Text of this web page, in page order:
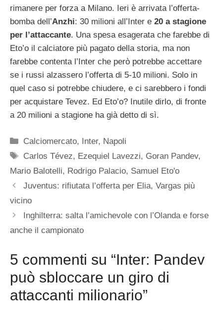
rimanere per forza a Milano. Ieri è arrivata l’offerta-
bomba dell’Anzhi: 30 milioni all’Inter e 20 a stagione
per l’attaccante. Una spesa esagerata che farebbe di
Eto’o il calciatore più pagato della storia, ma non
farebbe contenta l’Inter che però potrebbe accettare
se i russi alzassero l’offerta di 5-10 milioni. Solo in
quel caso si potrebbe chiudere, e ci sarebbero i fondi
per acquistare Tevez. Ed Eto’o? Inutile dirlo, di fronte
a 20 milioni a stagione ha già detto di sì.
Categorie
Calciomercato, Inter, Napoli
Tag
Carlos Tévez, Ezequiel Lavezzi, Goran Pandev,
Mario Balotelli, Rodrigo Palacio, Samuel Eto'o
Juventus: rifiutata l’offerta per Elia, Vargas più
vicino
Inghilterra: salta l’amichevole con l’Olanda e forse
anche il campionato
5 commenti su “Inter: Pandev
può sbloccare un giro di
attaccanti milionario”